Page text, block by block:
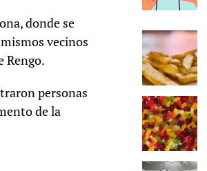
donde se
vecinos
Rengo.
personas
de la